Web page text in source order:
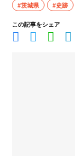
#茨城県 #史跡
この記事をシェア